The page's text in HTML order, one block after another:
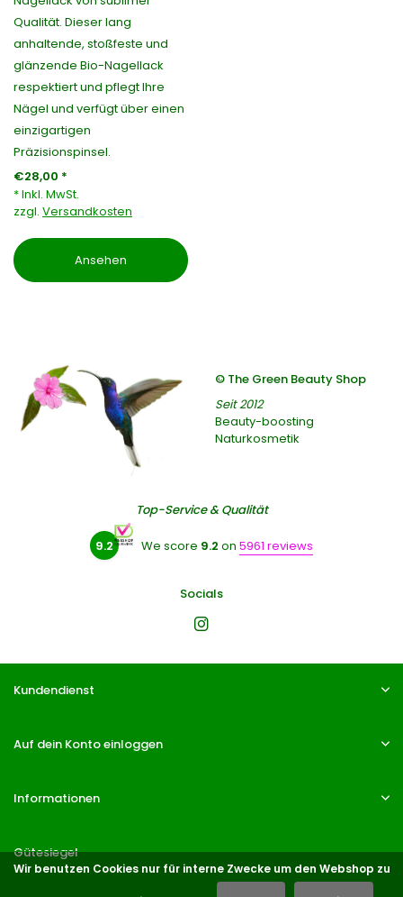
Qualität. Dieser lang
anhaltende, stoßfeste und
glänzende Bio-Nagellack
respektiert und pflegt Ihre
Nägel und verfügt über einen
einzigartigen
Präzisionspinsel.
€28,00 *
* Inkl. MwSt.
zzgl. Versandkosten
Ansehen
© The Green Beauty Shop
Seit 2012
Beauty-boosting
Naturkosmetik
Top-Service & Qualität
9.2 We score 9.2 on 5961 reviews
Socials
Kundendienst
Auf dein Konto einloggen
Informationen
Gütesiegel
Wir benutzen Cookies nur für interne Zwecke um den Webshop zu